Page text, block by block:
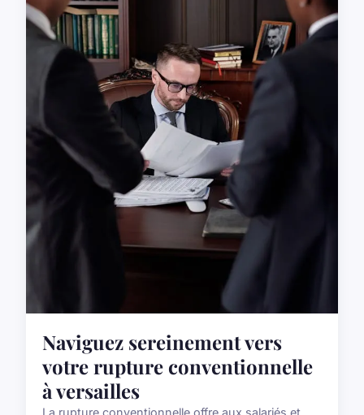
Naviguez sereinement vers
votre rupture conventionnelle
à versailles